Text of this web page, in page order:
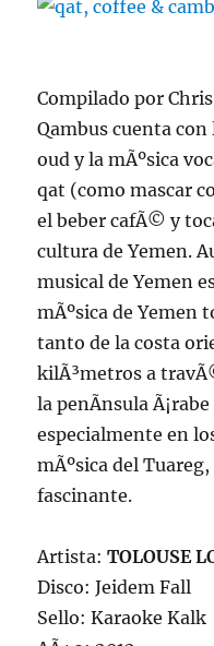
Compilado por
Qambus cuenta con
oud y la mÃºsica
qat (como mascar
el beber cafÃ© y
cultura de Yemen.
musical de Yemen
mÃºsica de Yemen
tanto de la costa
kilÃ³metros a
la penÃ­nsula
especialmente en
mÃºsica del
fascinante.
Artista:TOLOUSE
Disco: Jeidem Fall
Sello: Karaoke Kalk